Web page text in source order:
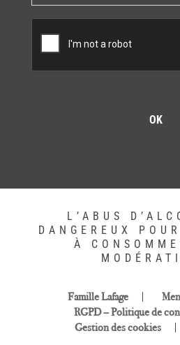
L’ABUS
DANGEREUX
À
Famille Lafage
RGPD – Politique de
Gestion des cookies